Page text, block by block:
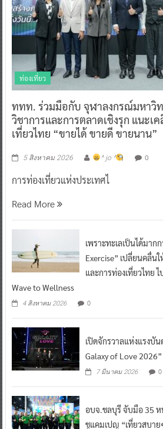
ท่องเที่ยว
ททท. ร่วมมือกับ จุฬาลงกรณ์มหาวิ
วิชาการและการตลาดเชิงรุก แนะ
เที่ยวไทย “ขายได้ ขายดี ขายนาน”
5 สิงหาคม 2026 ^ jo ^ 0
การท่องเที่ยวแห่งประเทศไ
Read More
เพราะทะเลเป็นได้มา
Exercise” เปลี่ยนคลื่น
และการท่องเที่ยวไทย
Wave to Wellness
4 สิงหาคม 2026 0
เปิดจักรวาลแห่งแรงบั
Galaxy of Love 2026”
7 มีนาคม 2026 0
อบจ.ชลบุรี จับมือ 35 ห
ชูแคมเปญ “เที่ยวสบา